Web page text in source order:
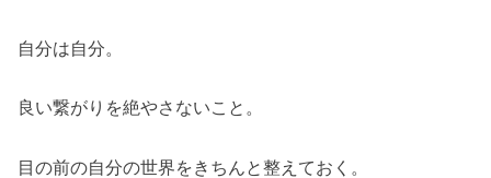
自分は自分。
良い繋がりを絶やさないこと。
目の前の自分の世界をきちんと整えておく。